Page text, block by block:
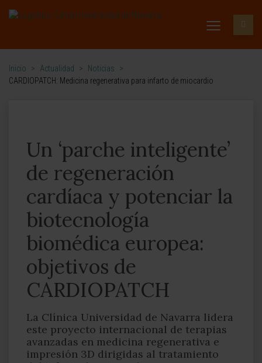
Inicio > Actualidad > Noticias
>
CARDIOPATCH: Medicina regenerativa para infarto de miocardio
Un ‘parche inteligente’
de regeneración
cardíaca y potenciar la
biotecnología
biomédica europea:
objetivos de
CARDIOPATCH
La Clínica Universidad de Navarra lidera
este proyecto internacional de terapias
avanzadas en medicina regenerativa e
impresión 3D dirigidas al tratamiento